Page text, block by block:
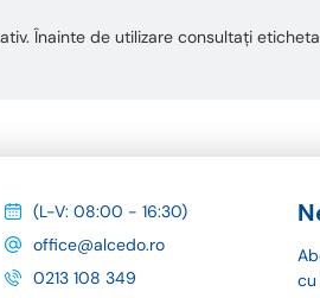
Înainte de utilizare consultați
(L-V: 08:00 - 16:30)
office@alcedo.ro
0213 108 349
cu